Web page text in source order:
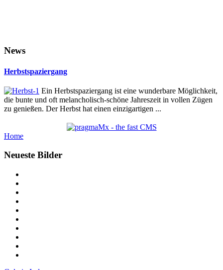
News
Herbstspaziergang
Ein Herbstspaziergang ist eine wunderbare Möglichkeit,
die bunte und oft melancholisch-schöne Jahreszeit in vollen Zügen
zu genießen. Der Herbst hat einen einzigartigen ...
Home
Neueste Bilder